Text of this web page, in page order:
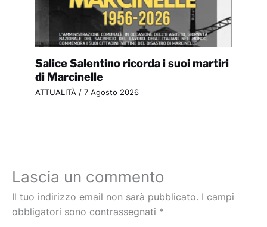
Salice Salentino ricorda i suoi martiri
di Marcinelle
ATTUALITÀ/ 7 Agosto 2026
Lascia un commento
Il tuo indirizzo email non sarà pubblicato. I campi
obbligatori sono contrassegnati *